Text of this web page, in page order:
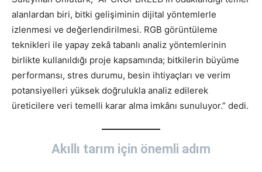
alanlardan biri, bitki gelişiminin dijital yöntemlerle
izlenmesi ve değerlendirilmesi. RGB görüntüleme
teknikleri ile yapay zekâ tabanlı analiz yöntemlerinin
birlikte kullanıldığı proje kapsamında; bitkilerin büyüme
performansı, stres durumu, besin ihtiyaçları ve verim
potansiyelleri yüksek doğrulukla analiz edilerek
üreticilere veri temelli karar alma imkânı sunuluyor.” dedi.
Akıllı tarım için önemli adım